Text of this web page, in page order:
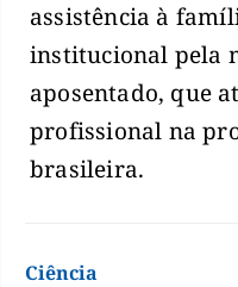
assistência à
institucional pela
aposentado, que
profissional na
brasileira.
Ciência